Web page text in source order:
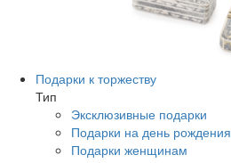
Подарки к торжеству
Тип
Эксклюзивные подарки
Подарки на день рождения
Подарки женщинам